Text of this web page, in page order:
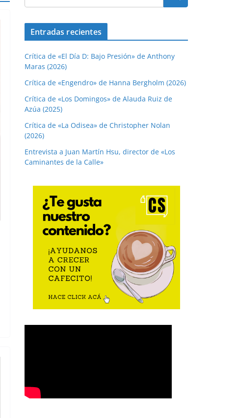
Entradas recientes
Crítica de «El Día D: Bajo Presión» de Anthony
Maras (2026)
Crítica de «Engendro» de Hanna Bergholm (2026)
Crítica de «Los Domingos» de Alauda Ruiz de
Azúa (2025)
Crítica de «La Odisea» de Christopher Nolan
(2026)
Entrevista a Juan Martín Hsu, director de «Los
Caminantes de la Calle»